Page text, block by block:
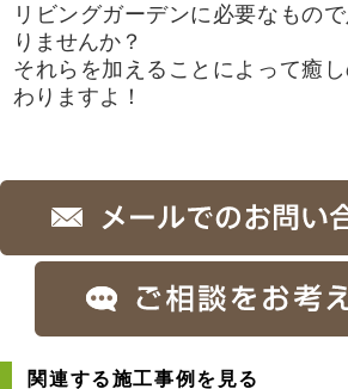
リビングガーデンに必要なもの
りませんか？
それらを加えることによって癒
わりますよ！
関連する施工事例を見る